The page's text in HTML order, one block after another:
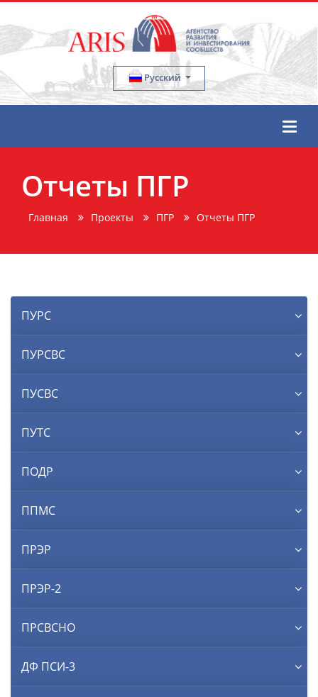
Русский
Отчеты ПГР
Главная Проекты ПГР Отчеты ПГР
ПУРС
ПУРСВС
ПУСВС
ПУТС
ПОДР
ППМС
ПРЭР
ПРЭР-2
ПРСВСНО
ДФ ПСИ-3